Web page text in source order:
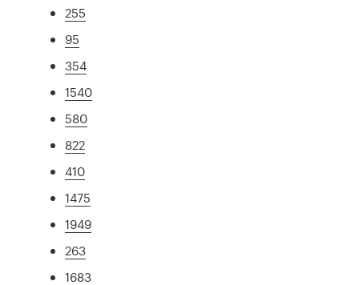
255
95
354
1540
580
822
410
1475
1949
263
1683